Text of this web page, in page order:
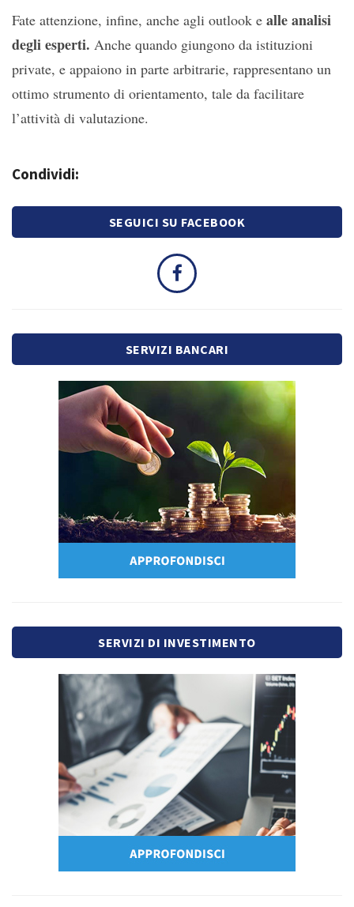
Fate attenzione, infine, anche agli outlook e alle analisi
degli esperti. Anche quando giungono da istituzioni
private, e appaiono in parte arbitrarie, rappresentano un
ottimo strumento di orientamento, tale da facilitare
l’attività di valutazione.
Condividi:
SEGUICI SU FACEBOOK
SERVIZI BANCARI
SERVIZI DI INVESTIMENTO